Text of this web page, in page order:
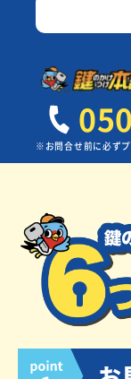
※お問合せ前に必ずプ